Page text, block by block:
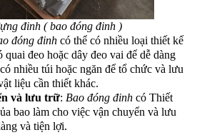
đinh ( bao đóng đinh )
đóng đinh có thể có nhiều loại thiết kế
quai đeo hoặc dây đeo vai để dễ dàng
nhiều túi hoặc ngăn để tổ chức và lưu
liệu cần thiết khác.
và lưu trữ: Bao đóng đinh có Thiết
bao làm cho việc vận chuyển và lưu
và tiện lợi.